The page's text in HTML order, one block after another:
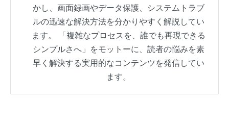
かし、画面録画やデータ保護、システムトラブ
ルの迅速な解決方法を分かりやすく解説してい
ます。 「複雑なプロセスを、誰でも再現できる
シンプルさへ」をモットーに、読者の悩みを素
早く解決する実用的なコンテンツを発信してい
ます。